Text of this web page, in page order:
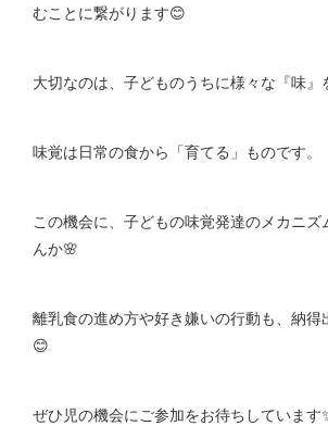
むことに繋がります😊
大切なのは、子どものうちに様々な『味』
味覚は日常の食から「育てる」ものです。
この機会に、子どもの味覚発達のメカニ
んか🌸
離乳食の進め方や好き嫌いの行動も、納得
😊
ぜひ児の機会にご参加をお待ちしています